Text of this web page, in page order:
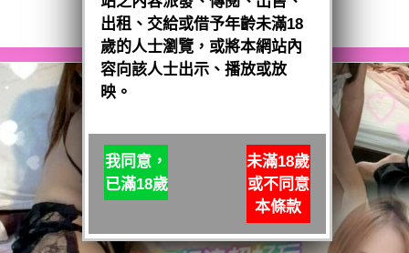
閱讀全文
出租、交給或借予年齡未滿18
歲的人士瀏覽，或將本網站內
容向該人士出示、播放或放
映。
我同意，
已滿18歲
未滿18歲
或不同意
本條款